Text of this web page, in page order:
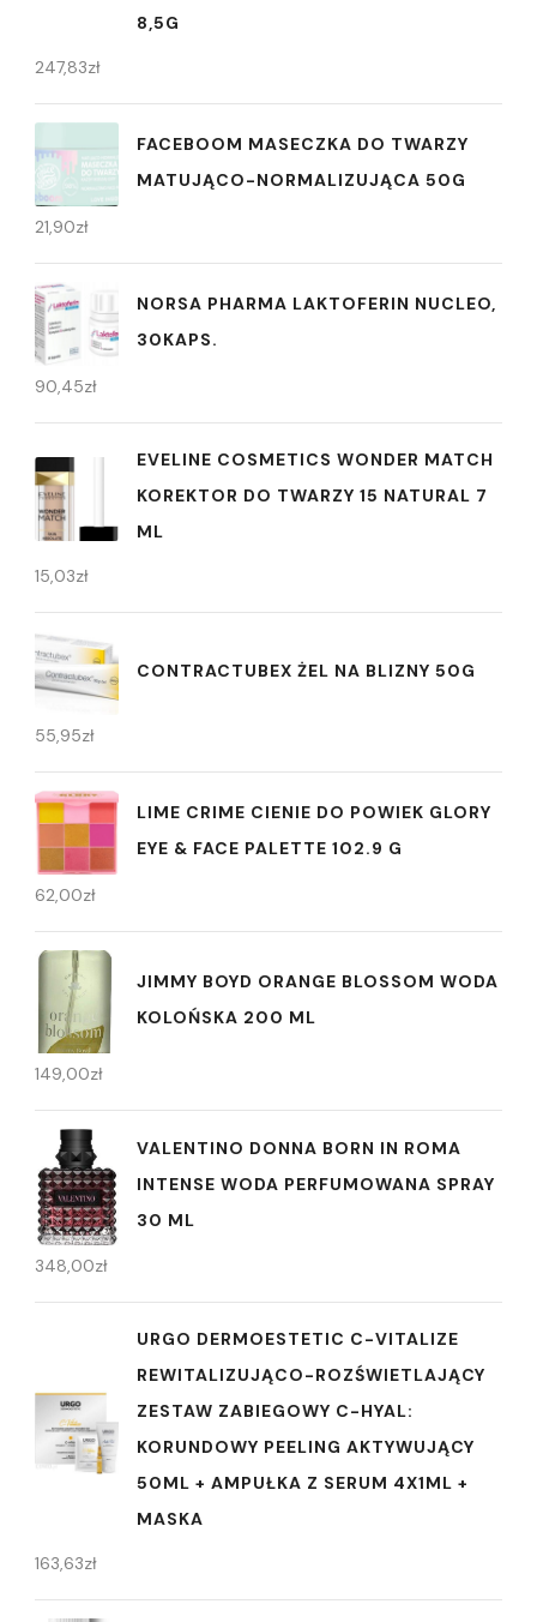
8,5G
247,83zł
FACEBOOM MASECZKA DO TWARZY
MATUJĄCO-NORMALIZUJĄCA 50G
21,90zł
NORSA PHARMA LAKTOFERIN NUCLEO,
30KAPS.
90,45zł
EVELINE COSMETICS WONDER MATCH
KOREKTOR DO TWARZY 15 NATURAL 7
ML
15,03zł
CONTRACTUBEX ŻEL NA BLIZNY 50G
55,95zł
LIME CRIME CIENIE DO POWIEK GLORY
EYE & FACE PALETTE 102.9 G
62,00zł
JIMMY BOYD ORANGE BLOSSOM WODA
KOLOŃSKA 200 ML
149,00zł
VALENTINO DONNA BORN IN ROMA
INTENSE WODA PERFUMOWANA SPRAY
30 ML
348,00zł
URGO DERMOESTETIC C-VITALIZE
REWITALIZUJĄCO-ROZŚWIETLAJĄCY
ZESTAW ZABIEGOWY C-HYAL:
KORUNDOWY PEELING AKTYWUJĄCY
50ML + AMPUŁKA Z SERUM 4X1ML +
MASKA
163,63zł